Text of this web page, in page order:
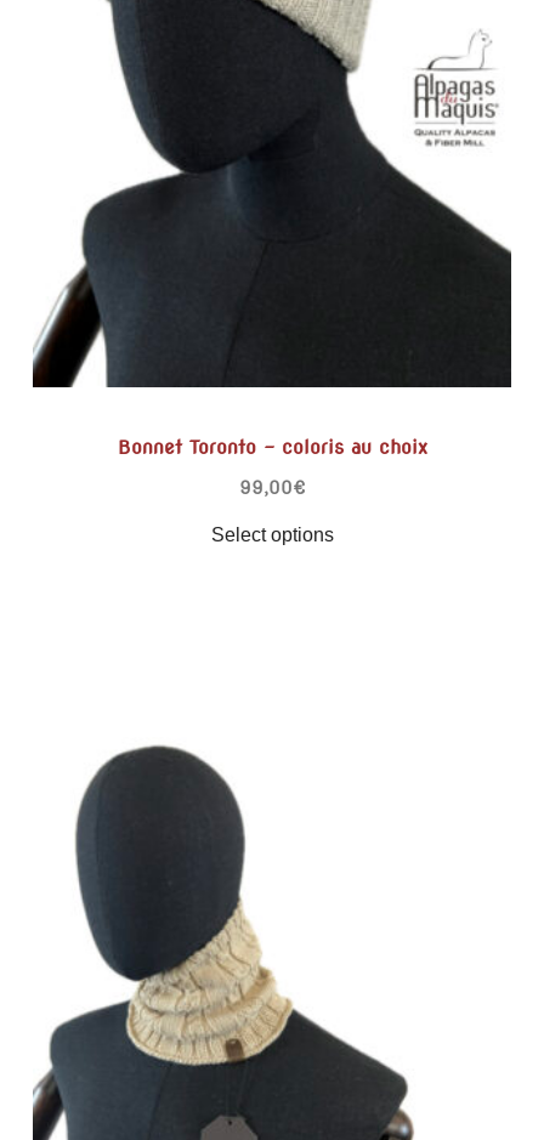
Bonnet Toronto – coloris au choix
99,00€
Select options